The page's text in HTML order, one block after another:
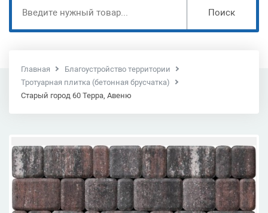
Поиск
Главная
Благоустройство территории
Тротуарная плитка (бетонная брусчатка)
Старый город 60 Терра, Авеню